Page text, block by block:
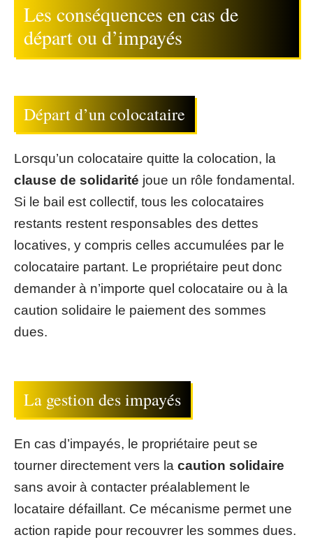
Les conséquences en cas de
départ ou d’impayés
Départ d’un colocataire
Lorsqu’un colocataire quitte la colocation, la
clause de solidarité joue un rôle fondamental.
Si le bail est collectif, tous les colocataires
restants restent responsables des dettes
locatives, y compris celles accumulées par le
colocataire partant. Le propriétaire peut donc
demander à n’importe quel colocataire ou à la
caution solidaire le paiement des sommes
dues.
La gestion des impayés
En cas d’impayés, le propriétaire peut se
tourner directement vers la caution solidaire
sans avoir à contacter préalablement le
locataire défaillant. Ce mécanisme permet une
action rapide pour recouvrer les sommes dues.